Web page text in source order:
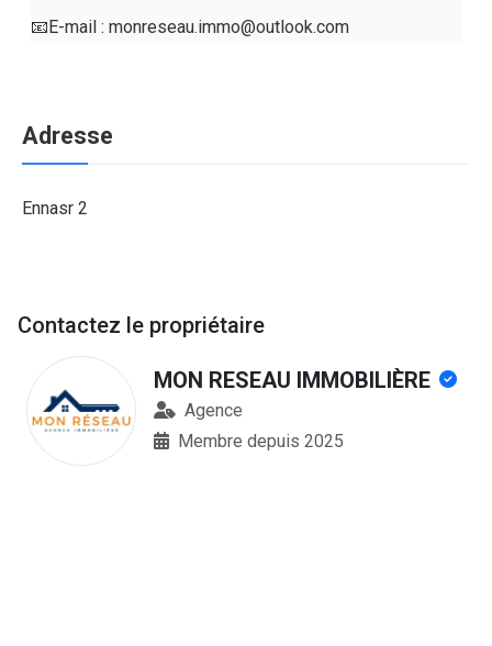
📧E-mail : monreseau.immo@outlook.com
Adresse
Ennasr 2
Contactez le propriétaire
MON RESEAU IMMOBILIÈRE
Agence
Membre depuis 2025